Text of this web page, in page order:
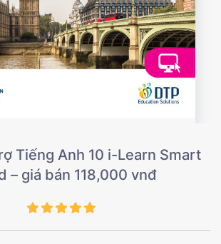
Tiếng Anh 10 i-Learn Smart
– giá bán 118,000 vnđ